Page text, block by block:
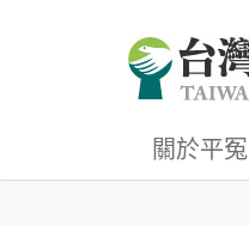
關於平冤